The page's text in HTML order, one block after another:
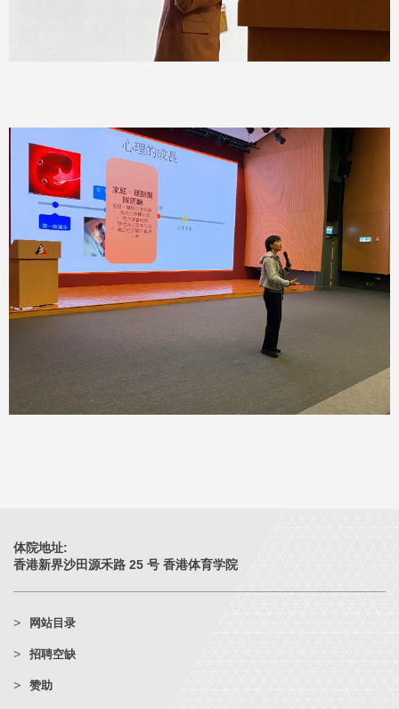
体院地址:
香港新界沙田源禾路 25 号 香港体育学院
网站目录
招聘空缺
赞助